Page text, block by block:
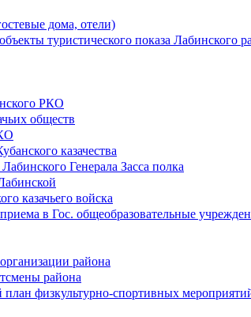
дома, отели)
туристического показа Лабинского
РКО
обществ
казачества
Генерала Засса полка
казачьего войска
в Гос. общеобразовательные
района
района
физкультурно-спортивных